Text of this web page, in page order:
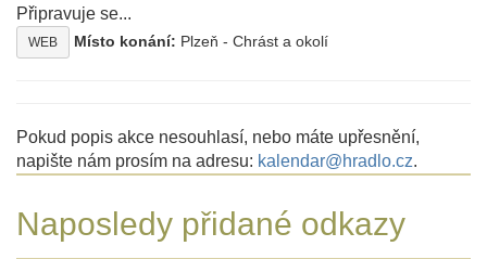
Připravuje se...
WEB Místo konání: Plzeň - Chrást a okolí
Pokud popis akce nesouhlasí, nebo máte upřesnění,
napište nám prosím na adresu: kalendar@hradlo.cz.
Naposledy přidané odkazy